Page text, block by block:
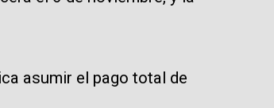
asumir el pago total de